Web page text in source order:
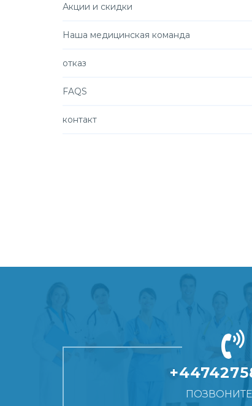
Акции и скидки
Наша медицинская команда
отказ
FAQS
контакт